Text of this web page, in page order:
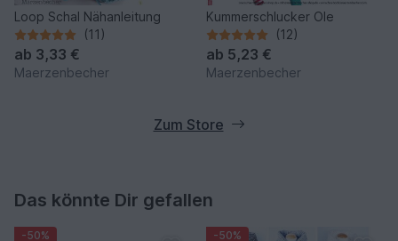
Loop Schal Nähanleitung
(11)
ab 3,33 €
Maerzenbecher
Kummerschlucker Ole
(12)
ab 5,23 €
Maerzenbecher
Zum Store
Das könnte Dir gefallen
-50% -50%